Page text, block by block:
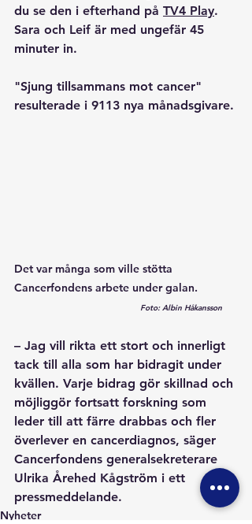
du se den i efterhand på TV4 Play.
Sara och Leif är med ungefär 45
minuter in.
"Sjung tillsammans mot cancer"
resulterade i 9113 nya månadsgivare.
Det var många som ville stötta
Cancerfondens arbete under galan.
Foto: Albin Håkansson
– Jag vill rikta ett stort och innerligt
tack till alla som har bidragit under
kvällen. Varje bidrag gör skillnad och
möjliggör fortsatt forskning som
leder till att färre drabbas och fler
överlever en cancerdiagnos, säger
Cancerfondens generalsekreterare
Ulrika Årehed Kågström i ett
pressmeddelande.
Nyheter